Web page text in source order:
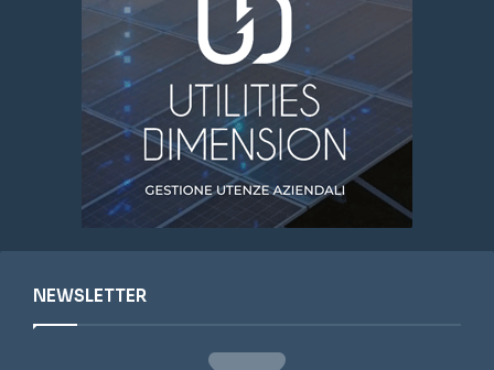
NEWSLETTER